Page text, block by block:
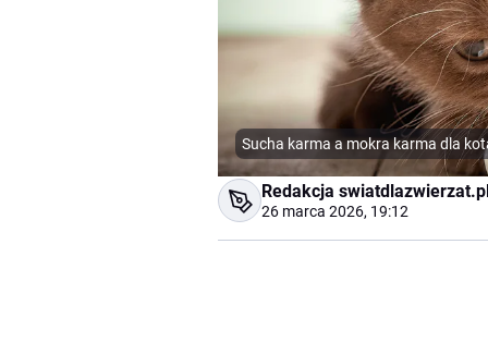
Sucha karma a mokra karma dla
Redakcja
26 marca 2026, 19:12